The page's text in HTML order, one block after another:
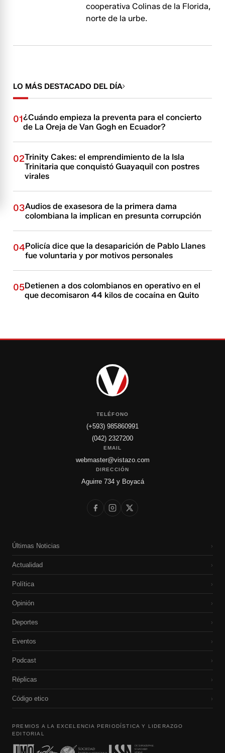
cooperativa Colinas de la Florida,
norte de la urbe.
LO MÁS DESTACADO DEL DÍA
01¿Cuándo empieza la preventa para el concierto
de La Oreja de Van Gogh en Ecuador?
02Trinity Cakes: el emprendimiento de la Isla
Trinitaria que conquistó Guayaquil con postres
virales
03Audios de exasesora de la primera dama
colombiana la implican en presunta corrupción
04Policía dice que la desaparición de Pablo Llanes
fue voluntaria y por motivos personales
05Detienen a dos colombianos en operativo en el
que decomisaron 44 kilos de cocaína en Quito
TELÉFONO
(+593) 985860991
(042) 2327200
EMAIL
webmaster@vistazo.com
DIRECCIÓN
Aguirre 734 y Boyacá
Últimas Noticias ›
Actualidad ›
Política ›
Opinión ›
Deportes ›
Eventos ›
Podcast ›
Réplicas ›
Código etico ›
PREMIOS A LA EXCELENCIA PERIODÍSTICA Y LIDERAZGO
EDITORIAL